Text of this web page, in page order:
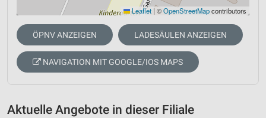
Leaflet | ©OpenStreetMapcontributors
ÖPNV ANZEIGEN LADESÄULEN ANZEIGEN
NAVIGATION MIT GOOGLE/IOS MAPS
Aktuelle Angebote in dieser Filiale